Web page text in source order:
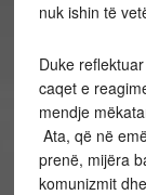
nuk ishin të
Duke
caqet e
mendje
Ata, që në
prenë, mijëra
komunizmit